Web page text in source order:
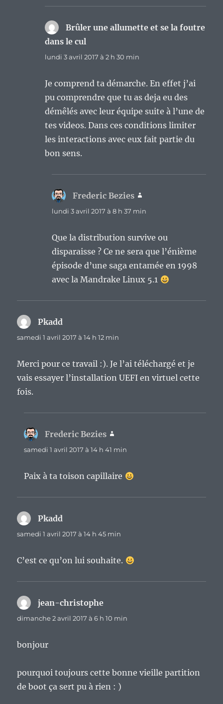
Brûler une allumette et se la foutre
dans le cul
lundi 3 avril 2017 à 2 h 30 min
Je comprend ta démarche. En effet j’ai
pu comprendre que tu as deja eu des
démêlés avec leur équipe suite à l’une de
tes videos. Dans ces conditions limiter
les interactions avec eux fait partie du
bon sens.
Frederic Bezies
lundi 3 avril 2017 à 8 h 37 min
Que la distribution survive ou
disparaisse ? Ce ne sera que l’énième
épisode d’une saga entamée en 1998
avec la Mandrake Linux 5.1
Pkadd
samedi 1 avril 2017 à 14 h 12 min
Merci pour ce travail :). Je l’ai téléchargé et je
vais essayer l’installation UEFI en virtuel cette
fois.
Frederic Bezies
samedi 1 avril 2017 à 14 h 41 min
Paix à ta toison capillaire
Pkadd
samedi 1 avril 2017 à 14 h 45 min
C’est ce qu’on lui souhaite.
jean-christophe
dimanche 2 avril 2017 à 6 h 10 min
bonjour
pourquoi toujours cette bonne vieille partition
de boot ça sert pu à rien : )